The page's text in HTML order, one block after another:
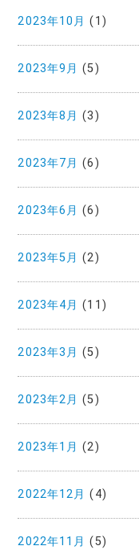
2023年10月 (1)
2023年9月 (5)
2023年8月 (3)
2023年7月 (6)
2023年6月 (6)
2023年5月 (2)
2023年4月 (11)
2023年3月 (5)
2023年2月 (5)
2023年1月 (2)
2022年12月 (4)
2022年11月 (5)